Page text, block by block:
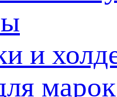
и
марок